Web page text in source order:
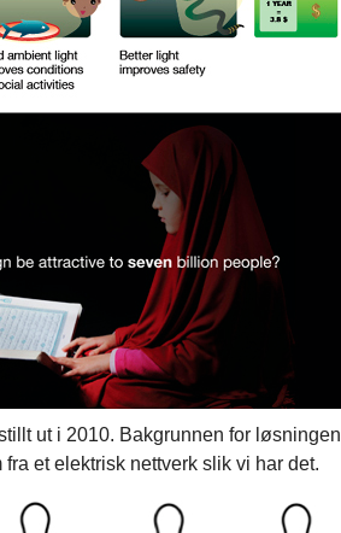
ut i 2010. Bakgrunnen for løsningen
et elektrisk nettverk slik vi har det.